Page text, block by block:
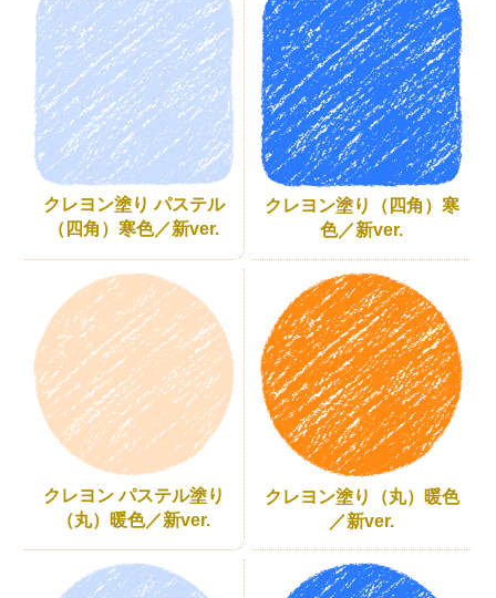
クレヨン塗り パステル
（四角）寒色／新ver.
クレヨン塗り（四角）寒
色／新ver.
クレヨン パステル塗り
（丸）暖色／新ver.
クレヨン塗り（丸）暖色
／新ver.